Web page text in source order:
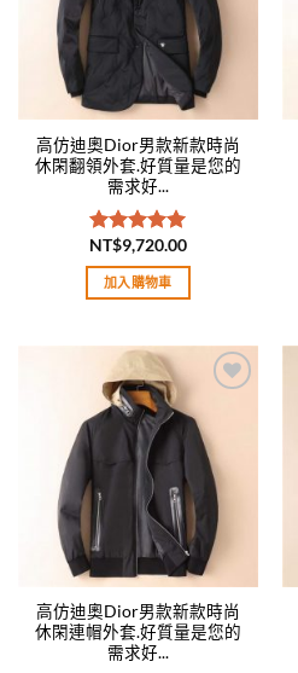
高仿迪奧Dior男款新款時尚
休閑翻領外套.好質量是您的
需求好...
評分5.00
滿分 5
NT$9,720.00
加入購物車
wishlist
高仿迪奧Dior男款新款時尚
休閑連帽外套.好質量是您的
需求好...